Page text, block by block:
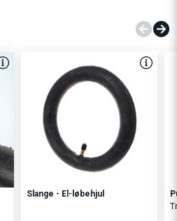
Slange - El-løbehjul